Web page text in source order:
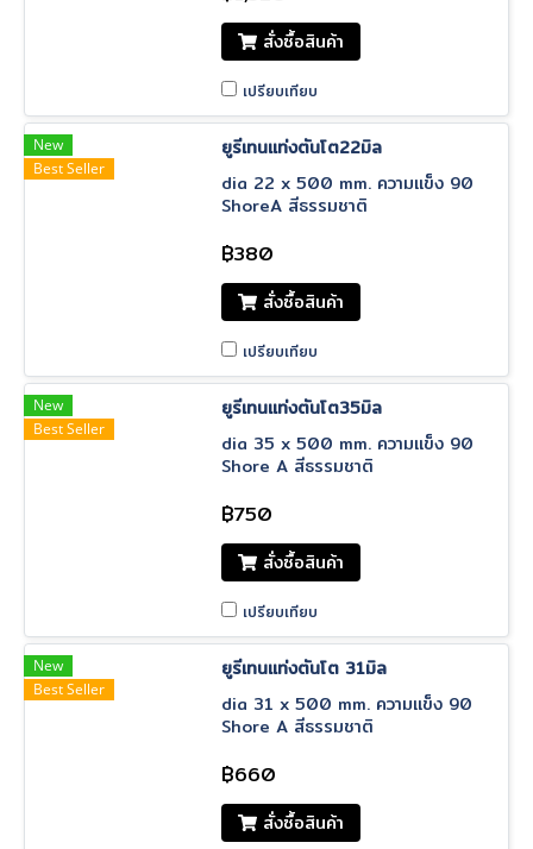
สั่งซื้อสินค้า
เปรียบเทียบ
New
Best Seller
ยูรีเทนแท่งตันโต22มิล
dia 22 x 500 mm. ความแข็ง 90
ShoreA สีธรรมชาติ
฿380
สั่งซื้อสินค้า
เปรียบเทียบ
New
Best Seller
ยูรีเทนแท่งตันโต35มิล
dia 35 x 500 mm. ความแข็ง 90
Shore A สีธรรมชาติ
฿750
สั่งซื้อสินค้า
เปรียบเทียบ
New
Best Seller
ยูรีเทนแท่งตันโต 31มิล
dia 31 x 500 mm. ความแข็ง 90
Shore A สีธรรมชาติ
฿660
สั่งซื้อสินค้า